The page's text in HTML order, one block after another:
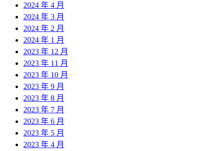
2024 年 4 月
2024 年 3 月
2024 年 2 月
2024 年 1 月
2023 年 12 月
2023 年 11 月
2023 年 10 月
2023 年 9 月
2023 年 8 月
2023 年 7 月
2023 年 6 月
2023 年 5 月
2023 年 4 月